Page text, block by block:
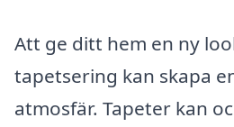
Att ge ditt hem en ny
tapetsering kan skapa
atmosfär. Tapeter kan